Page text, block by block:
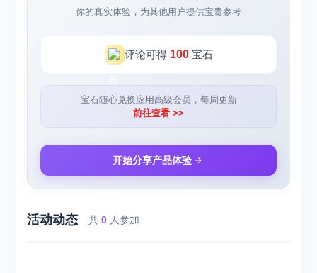
你的真实体验，为其他用户提供宝贵参考
评论可得 100宝石
宝石随心兑换应用高级会员，每周更新
前往查看 >>
开始分享产品体验
活动动态 共0 人参加